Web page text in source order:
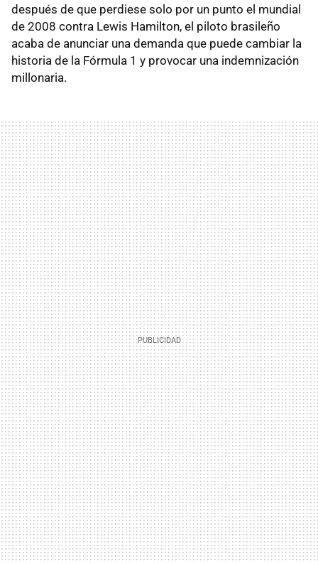
después de que perdiese solo por un punto el mundial
de 2008 contra Lewis Hamilton, el piloto brasileño
acaba de anunciar una demanda que puede cambiar la
historia de la Fórmula 1 y provocar una indemnización
millonaria.